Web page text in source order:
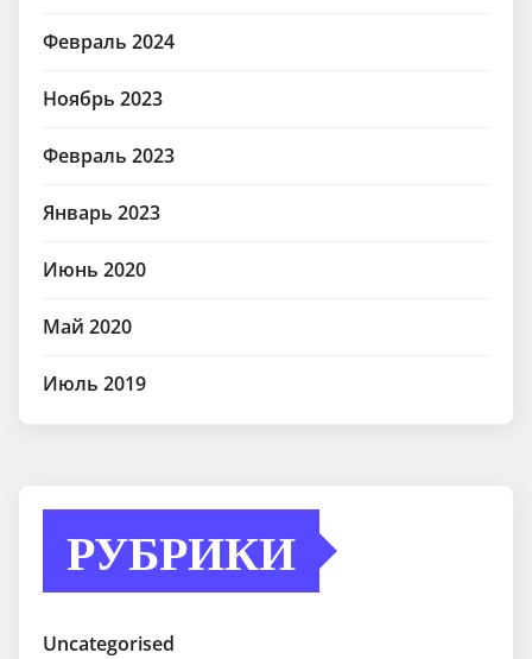
Февраль 2024
Ноябрь 2023
Февраль 2023
Январь 2023
Июнь 2020
Май 2020
Июль 2019
РУБРИКИ
Uncategorised